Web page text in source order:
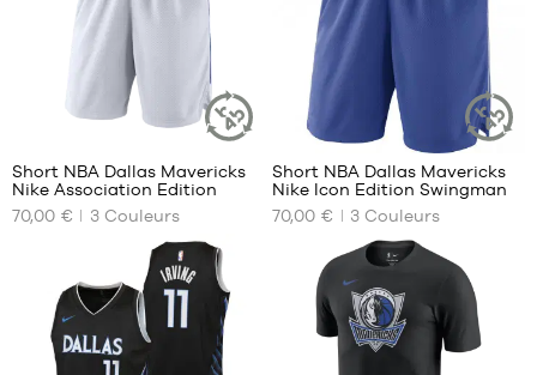
ARTICLE
DURABLE
NOS
TAILLES
7
Short NBA Dallas Mavericks
Nike Association Edition
70,00 €
3Couleurs
ARTICLE
DURABLE
NOS
TAILLES
DISPONIBLES
7
Short NBA Dallas Mavericks
Nike Icon Edition Swingman
70,00 €
3 Couleurs